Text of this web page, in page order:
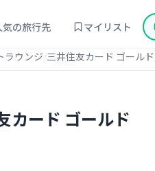
気の旅行先 マイリスト
ラウンジ 三井住友カード ゴールド
カード ゴールド